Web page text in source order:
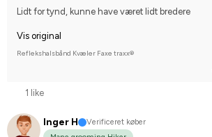
Lidt for tynd, kunne have været lidt bredere
Vis original
Reflekshalsbånd Kvæler Faxe traxx®
1 like
Inger H
Verificeret køber